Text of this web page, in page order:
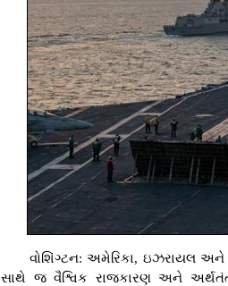
વોશિંગ્ટન: અમેરિકા, ઇઝરાયલ અને
સાથે જ વૈશ્વિક રાજકારણ અને